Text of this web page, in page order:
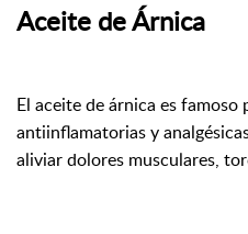
Aceite de Árnica
El aceite de árnica es famoso
antiinflamatorias y
aliviar dolores musculares,